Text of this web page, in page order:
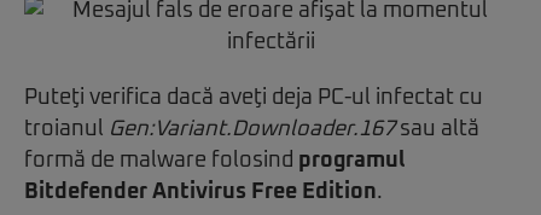
Puteţi verifica dacă aveţi deja PC-ul infectat cu
troianul Gen:Variant.Downloader.167sau altă
formă de malware folosind programul
Bitdefender Antivirus Free Edition.